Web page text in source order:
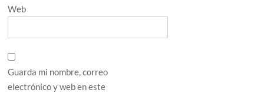
Web
Guarda mi nombre, correo
electrónico y web en este